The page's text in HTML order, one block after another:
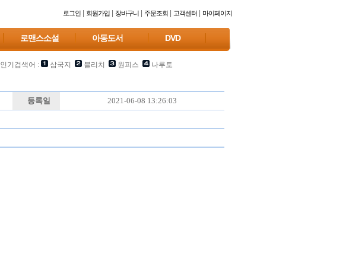
로그인| 회원가입| 장바구니| 주문조회| 고객센터| 마이페이지
로맨스소설 아동도서 DVD
인기검색어 : 삼국지 블리치 원피스 나루토
등록일 2021-06-08 13:26:03